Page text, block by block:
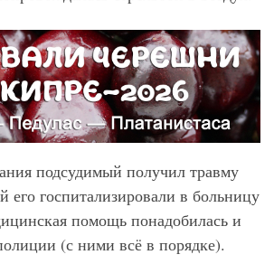
подсудимый получил травму
его госпитализировали в больницу
помощь понадобилась и
(с ними всё в порядке).